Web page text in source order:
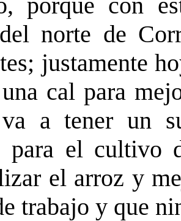
norte de
justamente
cal para
a tener un
para el cultivo
el arroz y
trabajo y que